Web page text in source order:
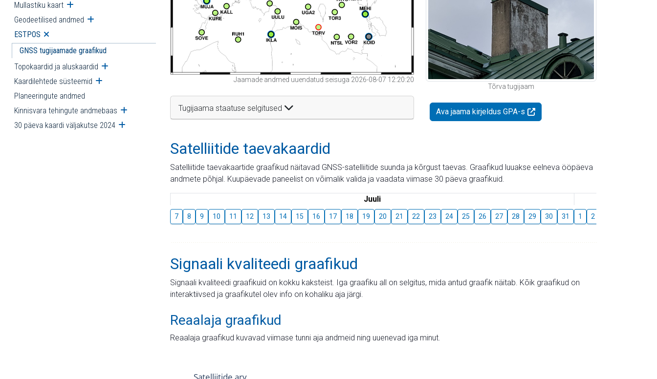
Mullastiku kaart Ava alammenüü
Geodeetilised andmed Ava alammenüü
ESTPOS Ava alammenüü
GNSS tugijaamade graafikud
Topokaardid ja aluskaardid Ava alammenüü
Kaardilehtede süsteemid Ava alammenüü
Planeeringute andmed
Kinnisvara tehingute andmebaas Ava alammenüü
30 päeva kaardi väljakutse 2024 Ava alammenüü
Jaamade andmed uuendatud seisuga 2026-08-07 12:20:20
Tugijaama staatuse selgitused
Tõrva tugijaam
Ava jaama kirjeldus GPA-s
Satelliitide taevakaardid
Satelliitide taevakaartide graafikud näitavad GNSS-satelliitide suunda ja kõrgust taevas. Graafikud luuakse eelneva ööpäeva
andmete põhjal. Kuupäevade paneelist on võimalik valida ja vaadata viimase 30 päeva graafikuid.
Juuli
7 8 9 10 11 12 13 14 15 16 17 18 19 20 21 22 23 24 25 26 27 28 29 30 31 1 2
Signaali kvaliteedi graafikud
Signaali kvaliteedi graafikuid on kokku kaksteist. Iga graafiku all on selgitus, mida antud graafik näitab. Kõik graafikud on
interaktiivsed ja graafikutel olev info on kohaliku aja järgi.
Reaalaja graafikud
Reaalaja graafikud kuvavad viimase tunni aja andmeid ning uuenevad iga minut.